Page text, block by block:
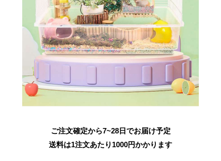
ご注文確定から7~28日でお届け予定
送料は1注文あたり 1000円かかります